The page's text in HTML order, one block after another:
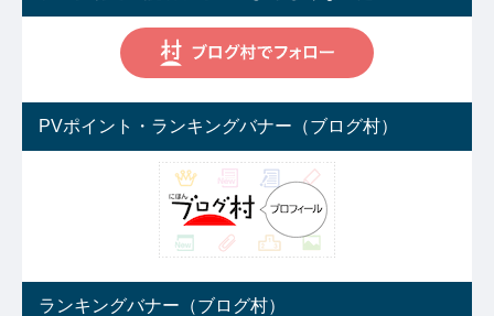
PVポイント・ランキングバナー（ブログ村）
ランキングバナー（ブログ村）